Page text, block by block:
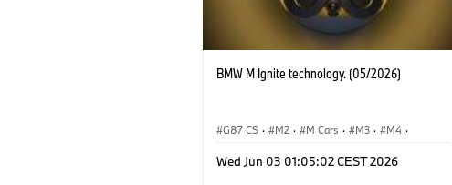
BMW M Ignite technology. (05/2026)
G87 CS · M2 · M Cars · M3 · M4 ·
Wed Jun 03 01:05:02 CEST 2026